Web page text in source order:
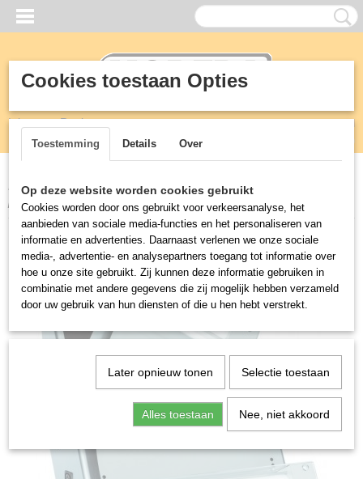
Inloggen Registreren
(0)
Home >KEUKEN>Pizza keuken apparatuur>Deeg roller voor
pizzadeeg
Cookies toestaan Opties
Toestemming Details Over
Op deze website worden cookies gebruikt
Cookies worden door ons gebruikt voor verkeersanalyse, het
aanbieden van sociale media-functies en het personaliseren van
informatie en advertenties. Daarnaast verlenen we onze sociale
media-, advertentie- en analysepartners toegang tot informatie over
hoe u onze site gebruikt. Zij kunnen deze informatie gebruiken in
combinatie met andere gegevens die zij mogelijk hebben verzameld
door uw gebruik van hun diensten of die u hen hebt verstrekt.
Later opnieuw tonen Selectie toestaan
Alles toestaan Nee, niet akkoord